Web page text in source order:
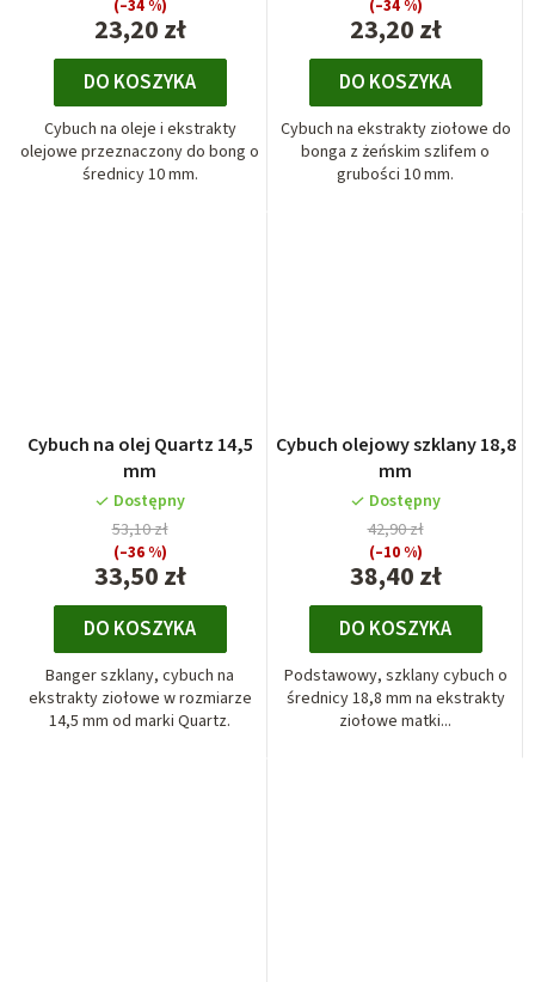
23,20 zł
(–34 %)
DO KOSZYKA
Cybuch na oleje i ekstrakty
olejowe przeznaczony do bong o
średnicy 10 mm.
23,20 zł
(–34 %)
DO KOSZYKA
Cybuch na ekstrakty ziołowe do
bonga z żeńskim szlifem o
grubości 10 mm.
Cybuch na olej Quartz 14,5
mm
Dostępny
33,50 zł
53,10 zł
(–36 %)
DO KOSZYKA
Banger szklany, cybuch na
ekstrakty ziołowe w rozmiarze
14,5 mm od marki Quartz.
Cybuch olejowy szklany 18,8
mm
Dostępny
38,40 zł
42,90 zł
(–10 %)
DO KOSZYKA
Podstawowy, szklany cybuch o
średnicy 18,8 mm na ekstrakty
ziołowe matki...